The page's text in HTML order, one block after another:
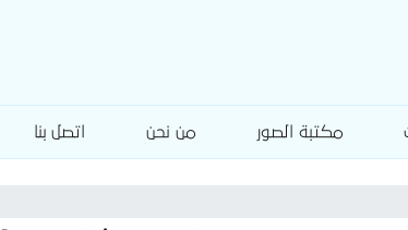
مكتبة الصور من نحن اتصل بنا